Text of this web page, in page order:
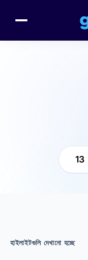
13
হাইলাইটগুলি দেখানো হচ্ছে